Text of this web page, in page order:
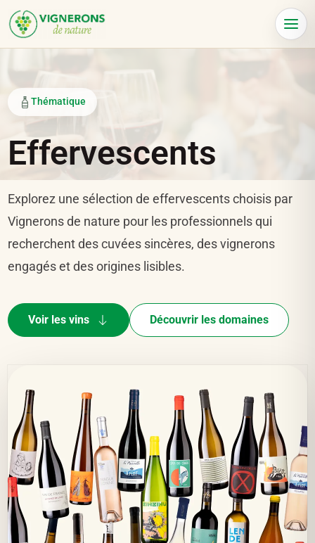
Menu
Thématique
Effervescents
Explorez une sélection de effervescents choisis par
Vignerons de nature pour les professionnels qui
recherchent des cuvées sincères, des vignerons
engagés et des origines lisibles.
Voir les vins Découvrir les domaines
Panneau de gestion des cookies